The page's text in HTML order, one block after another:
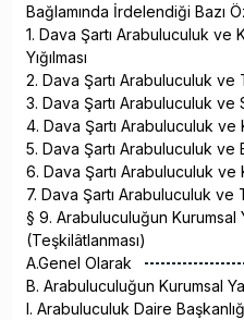
Bağlamında İrdelendiği Bazı
1. Dava Şartı Arabuluculuk ve
Yığılması
2. Dava Şartı Arabuluculuk ve
3. Dava Şartı Arabuluculuk ve
4. Dava Şartı Arabuluculuk ve
5. Dava Şartı Arabuluculuk ve
6. Dava Şartı Arabuluculuk ve
7. Dava Şartı Arabuluculuk ve
§ 9. Arabuluculuğun Kurumsal
(Teşkilâtlanması)
A.Genel Olarak
B. Arabuluculuğun Kurumsal
I. Arabuluculuk Daire